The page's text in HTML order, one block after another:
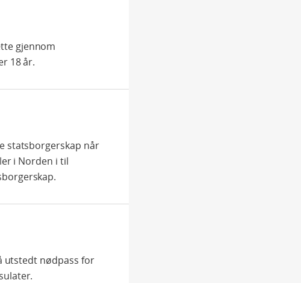
gjennom
18 år.
statsborgerskap når
i Norden i til
utstedt nødpass for